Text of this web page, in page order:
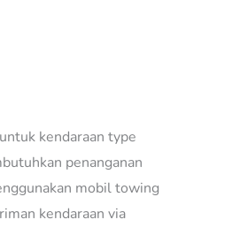
kendaraan type
penanganan
mobil towing
kendaraan via